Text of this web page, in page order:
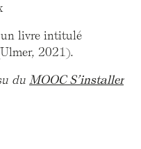
livre intitulé
2021).
du MOOC S’installer